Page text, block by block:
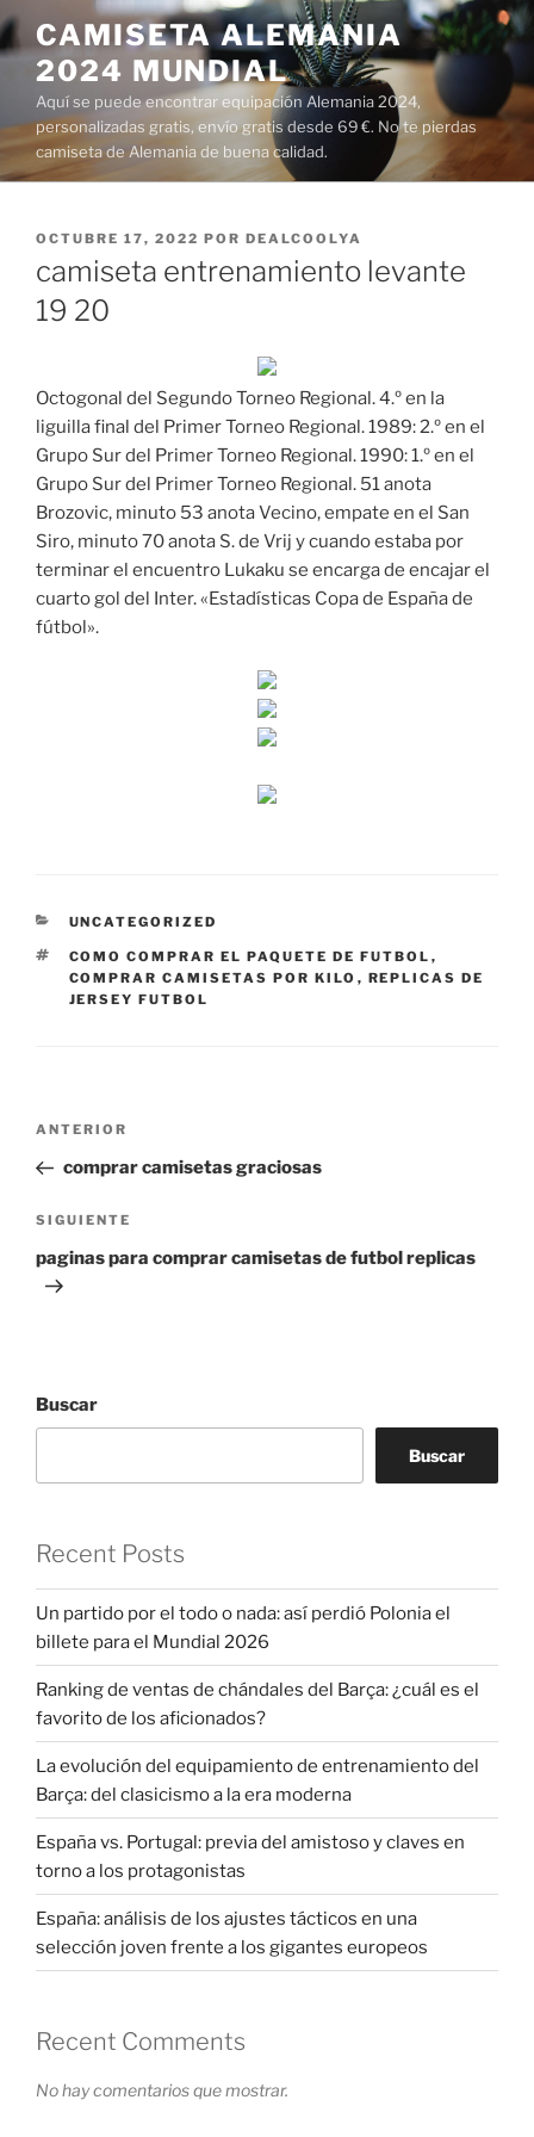
Saltar
al
contenido
CAMISETA ALEMANIA
2024 MUNDIAL
Aquí se puede encontrar equipación Alemania 2024,
personalizadas gratis, envío gratis desde 69 €. No te pierdas
camiseta de Alemania de buena calidad.
PUBLICADO
OCTUBRE 17, 2022 POR DEALCOOLYA
camiseta entrenamiento levante
19 20
Octogonal del Segundo Torneo Regional. 4.º en la
liguilla final del Primer Torneo Regional. 1989: 2.º en el
Grupo Sur del Primer Torneo Regional. 1990: 1.º en el
Grupo Sur del Primer Torneo Regional. 51 anota
Brozovic, minuto 53 anota Vecino, empate en el San
Siro, minuto 70 anota S. de Vrij y cuando estaba por
terminar el encuentro Lukaku se encarga de encajar el
cuarto gol del Inter. «Estadísticas Copa de España de
fútbol».
CATEGORÍAS
UNCATEGORIZED
ETIQUETAS
COMO COMPRAR EL PAQUETE DE FUTBOL ,
COMPRAR CAMISETAS POR KILO , REPLICAS DE
JERSEY FUTBOL
Navegación
entradas
Entrada
anterior:
ANTERIOR
comprar camisetas graciosas
Siguiente
entrada
SIGUIENTE
paginas para comprar camisetas de futbol replicas
Buscar
Buscar
Recent Posts
Un partido por el todo o nada: así perdió Polonia el
billete para el Mundial 2026
Ranking de ventas de chándales del Barça: ¿cuál es el
favorito de los aficionados?
La evolución del equipamiento de entrenamiento del
Barça: del clasicismo a la era moderna
España vs. Portugal: previa del amistoso y claves en
torno a los protagonistas
España: análisis de los ajustes tácticos en una
selección joven frente a los gigantes europeos
Recent Comments
No hay comentarios que mostrar.